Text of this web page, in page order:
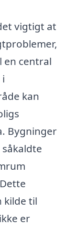
vigtigt at
en central
i
kan
Bygninger
kilde til
er